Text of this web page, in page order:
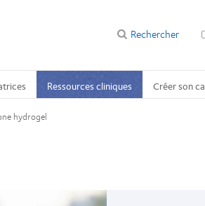
Rechercher
Ressources cliniques Créer son
hydrogel